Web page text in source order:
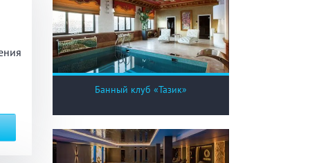
Банный клуб «Тазик»